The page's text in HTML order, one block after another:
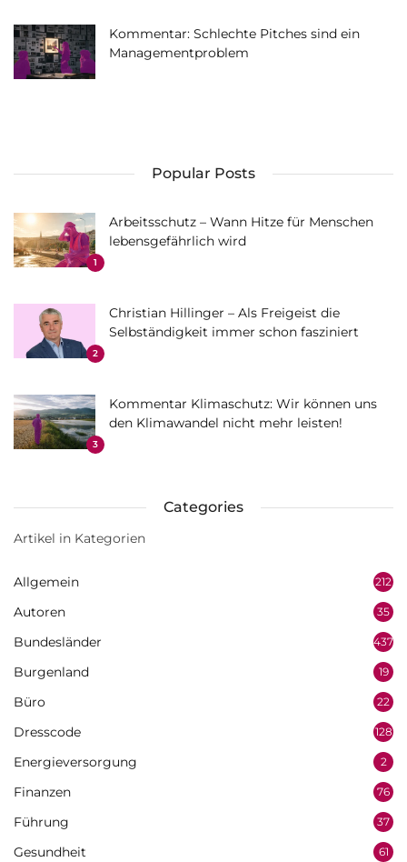
Kommentar: Schlechte Pitches sind ein
Managementproblem
Popular Posts
1
Arbeitsschutz – Wann Hitze für Menschen
lebensgefährlich wird
2
Christian Hillinger – Als Freigeist die
Selbständigkeit immer schon fasziniert
3
Kommentar Klimaschutz: Wir können uns
den Klimawandel nicht mehr leisten!
Categories
Artikel in Kategorien
Allgemein 212
Autoren 35
Bundesländer 437
Burgenland 19
Büro 22
Dresscode 128
Energieversorgung 2
Finanzen 76
Führung 37
Gesundheit 61